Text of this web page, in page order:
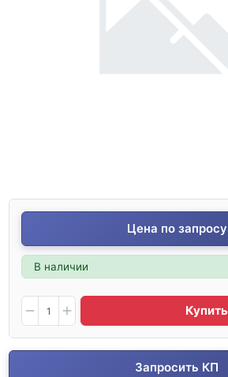
Цена по запросу
В наличии
Купить
Запросить КП